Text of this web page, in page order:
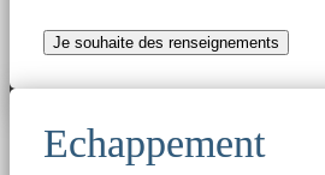
Je souhaite des renseignements
Echappement